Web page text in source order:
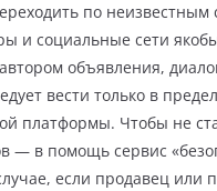
по неизвестным
и социальные сети
объявления,
вести только в
платформы. Чтобы не
— в помощь сервис
если продавец или